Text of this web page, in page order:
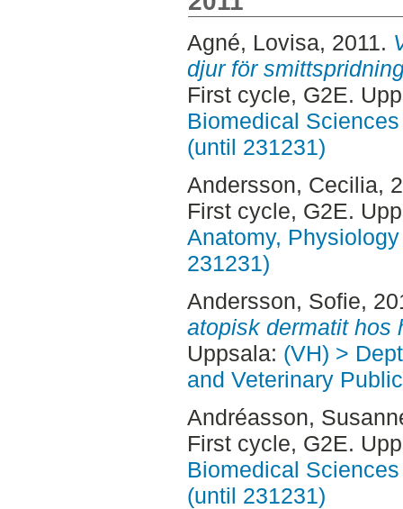
Agné, Lovisa, 2011.
djur för
First cycle, G2E.
Biomedical
(until 231231)
Andersson, Cecilia,
First cycle, G2E.
Anatomy,
231231)
Andersson, Sofie,
atopisk dermatit hos
Uppsala: (VH) >
and Veterinary
Andréasson,
First cycle, G2E.
Biomedical
(until 231231)